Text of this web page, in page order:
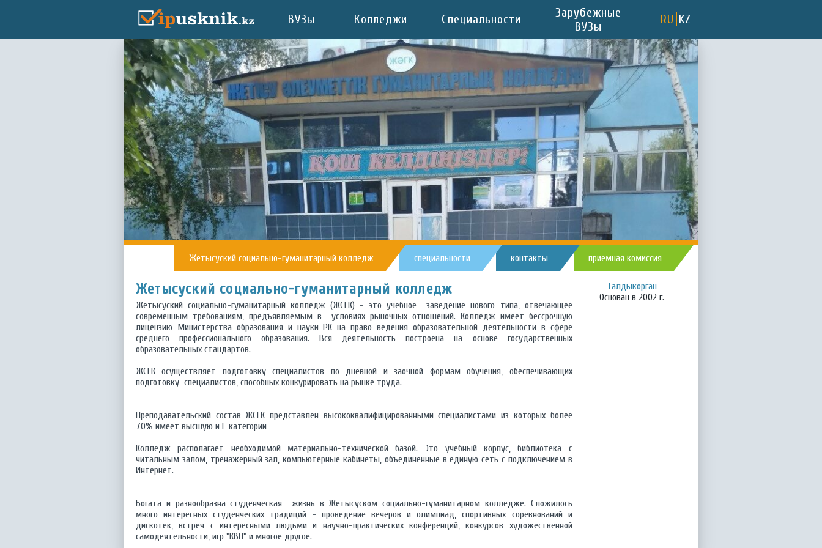
ВУЗы Колледжи Специальности
Зарубежные
ВУЗы
RU KZ
Жетысуский социально-гуманитарный колледж специальности контакты приемная комиссия
Жетысуский социально-гуманитарный колледж
Жетысуский социально-гуманитарный колледж (ЖСГК) - это учебное заведение нового типа, отвечающее
современным требованиям, предъявляемым в условиях рыночных отношений. Колледж имеет бессрочную
лицензию Министерства образования и науки РК на право ведения образовательной деятельности в сфере
среднего профессионального образования. Вся деятельность построена на основе государственных
образовательных стандартов.
ЖСГК осуществляет подготовку специалистов по дневной и заочной формам обучения, обеспечивающих
подготовку специалистов, способных конкурировать на рынке труда.
Преподавательский состав ЖСГК представлен высококвалифицированными специалистами из которых более
70% имеет высшую и I категории
Колледж располагает необходимой материально-технической базой. Это учебный корпус, библиотека с
читальным залом, тренажерный зал, компьютерные кабинеты, объединенные в единую сеть с подключением в
Интернет.
Богата и разнообразна студенческая жизнь в Жетысуском социально-гуманитарном колледже. Сложилось
много интересных студенческих традиций - проведение вечеров и олимпиад, спортивных соревнований и
дискотек, встреч с интересными людьми и научно-практических конференций, конкурсов художественной
самодеятельности, игр "КВН" и многое другое.
Талдыкорган
Основан в 2002 г.